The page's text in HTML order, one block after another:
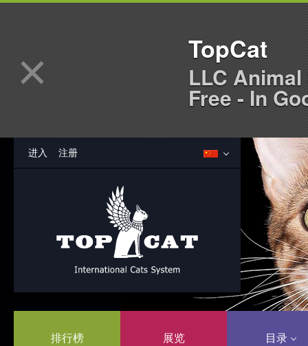
进入 注册
排行榜 展览 目录
× TopCat
LLC
Free - In